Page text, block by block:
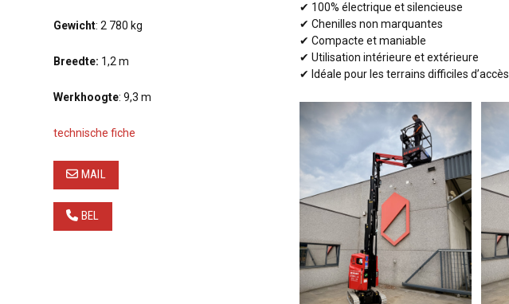
Gewicht: 2 780 kg
Breedte: 1,2 m
Werkhoogte: 9,3 m
technische fiche
MAIL
BEL
✔ 100% électrique et silencieuse
✔ Chenilles non marquantes
✔ Compacte et maniable
✔ Utilisation intérieure et extérieure
✔ Idéale pour les terrains difficiles d’accès